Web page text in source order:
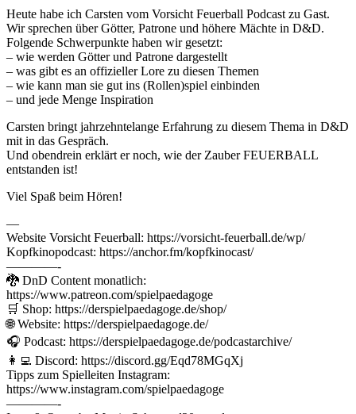
Heute habe ich Carsten vom Vorsicht Feuerball Podcast zu Gast.
Wir sprechen über Götter, Patrone und höhere Mächte in D&D.
Folgende Schwerpunkte haben wir gesetzt:
– wie werden Götter und Patrone dargestellt
– was gibt es an offizieller Lore zu diesen Themen
– wie kann man sie gut ins (Rollen)spiel einbinden
– und jede Menge Inspiration
Carsten bringt jahrzehntelange Erfahrung zu diesem Thema in D&D
mit in das Gespräch.
Und obendrein erklärt er noch, wie der Zauber FEUERBALL
entstanden ist!
Viel Spaß beim Hören!
—
Website Vorsicht Feuerball: https://vorsicht-feuerball.de/wp/
Kopfkinopodcast: https://anchor.fm/kopfkinocast/
————-
🐉 DnD Content monatlich:
https://www.patreon.com/spielpaedagoge
🛒 Shop: https://derspielpaedagoge.de/shop/
🌐 Website: https://derspielpaedagoge.de/
🎧 Podcast: https://derspielpaedagoge.de/podcastarchive/
👩‍💻 Discord: https://discord.gg/Eqd78MGqXj
Tipps zum Spielleiten Instagram:
https://www.instagram.com/spielpaedagoge
————-